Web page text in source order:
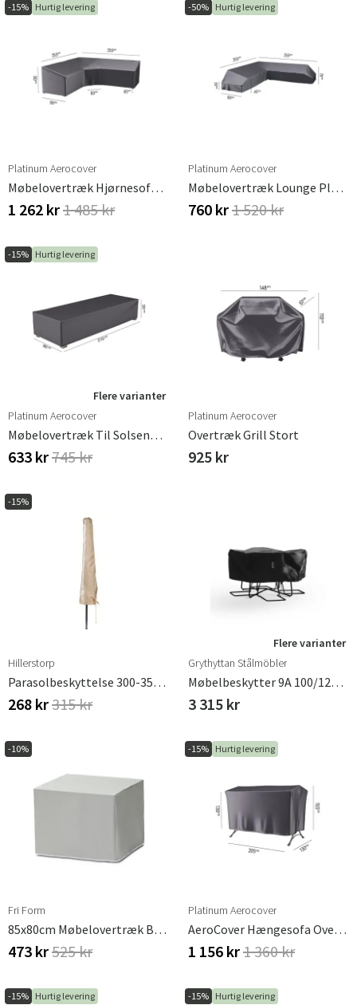
-15% Hurtig levering
Platinum Aerocover
Møbelovertræk Hjørnesofa 255/255x90 Cm
1 262 kr1 485 kr
-50% Hurtig levering
Platinum Aerocover
Møbelovertræk Lounge Platform 255x255x90xH30/45/70
760 kr1 520 kr
-15% Hurtig levering
Flere varianter
Platinum Aerocover
Møbelovertræk Til Solseng 90x210 Cm
633 kr745 kr
Platinum Aerocover
Overtræk Grill Stort
925 kr
-15%
Hillerstorp
Parasolbeskyttelse 300-350 Cm Plastbelagt
268 kr315 kr
Flere varianter
Grythyttan Stålmöbler
Møbelbeskytter 9A 100/120 Inkl. Stole Ø158cm, H 55cm
3 315 kr
-10%
Fri Form
85x80cm Møbelovertræk Bord
473 kr525 kr
-15% Hurtig levering
Platinum Aerocover
AeroCover Hængesofa Overtræk
1 156 kr1 360 kr
-15% Hurtig levering -15% Hurtig levering